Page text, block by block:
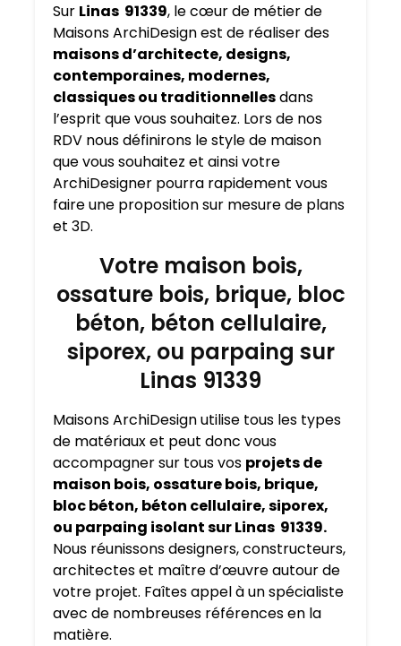
Sur Linas 91339, le cœur de métier de
Maisons ArchiDesign est de réaliser des
maisons d’architecte, designs,
contemporaines, modernes,
classiques ou traditionnellesdans
l’esprit que vous souhaitez. Lors de nos
RDV nous définirons le style de maison
que vous souhaitez et ainsi votre
ArchiDesigner pourra rapidement vous
faire une proposition sur mesure de plans
et 3D.
Votre maison bois,
ossature bois, brique, bloc
béton, béton cellulaire,
siporex, ou parpaing sur
Linas 91339
Maisons ArchiDesign utilise tous les types
de matériaux et peut donc vous
accompagner sur tous vos projets de
maison bois, ossature bois, brique,
bloc béton, béton cellulaire, siporex,
ou parpaing isolant sur Linas 91339.
Nous réunissons designers, constructeurs,
architectes et maître d’œuvre autour de
votre projet. Faîtes appel à un spécialiste
avec de nombreuses références en la
matière.